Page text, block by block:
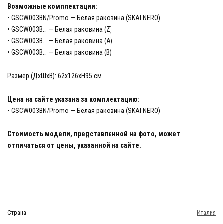
Возможные комплектации:
• GSCW003BN/Promo — Белая раковина (SKAI NERO)
• GSCW003B… — Белая раковина (Z)
• GSCW003B… — Белая раковина (A)
• GSCW003B… — Белая раковина (B)
Размер (ДхШхВ): 62х126хH95 см
Цена на сайте указана за комплектацию:
• GSCW003BN/Promo — Белая раковина (SKAI NERO)
Стоимость модели, представленной на фото, может
отличаться от цены, указанной на сайте.
Страна Италия